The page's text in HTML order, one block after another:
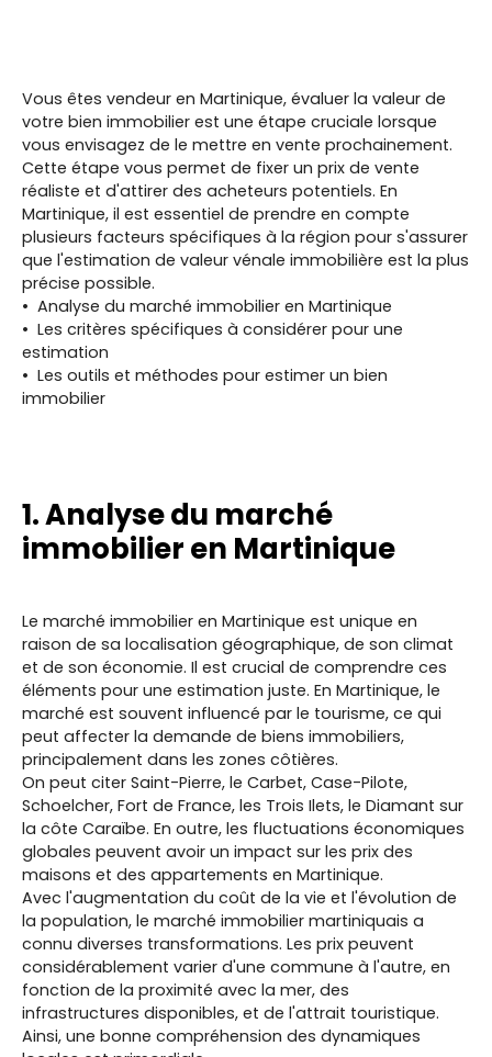
Vous êtes vendeur en Martinique, évaluer la valeur de
votre bien immobilier est une étape cruciale lorsque
vous envisagez de le mettre en vente prochainement.
Cette étape vous permet de fixer un prix de vente
réaliste et d'attirer des acheteurs potentiels. En
Martinique, il est essentiel de prendre en compte
plusieurs facteurs spécifiques à la région pour s'assurer
que l'estimation de valeur vénale immobilière est la plus
précise possible.
Analyse du marché immobilier en Martinique
Les critères spécifiques à considérer pour une
estimation
Les outils et méthodes pour estimer un bien
immobilier
1. Analyse du marché
immobilier en Martinique
Le marché immobilier en Martinique est unique en
raison de sa localisation géographique, de son climat
et de son économie. Il est crucial de comprendre ces
éléments pour une estimation juste. En Martinique, le
marché est souvent influencé par le tourisme, ce qui
peut affecter la demande de biens immobiliers,
principalement dans les zones côtières.
On peut citer Saint-Pierre, le Carbet, Case-Pilote,
Schoelcher, Fort de France, les Trois Ilets, le Diamant sur
la côte Caraïbe. En outre, les fluctuations économiques
globales peuvent avoir un impact sur les prix des
maisons et des appartements en Martinique.
Avec l'augmentation du coût de la vie et l'évolution de
la population, le marché immobilier martiniquais a
connu diverses transformations. Les prix peuvent
considérablement varier d'une commune à l'autre, en
fonction de la proximité avec la mer, des
infrastructures disponibles, et de l'attrait touristique.
Ainsi, une bonne compréhension des dynamiques